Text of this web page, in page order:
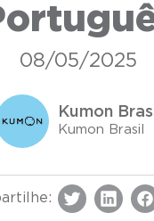
08/05/2025
Kumon
Kumon Brasil